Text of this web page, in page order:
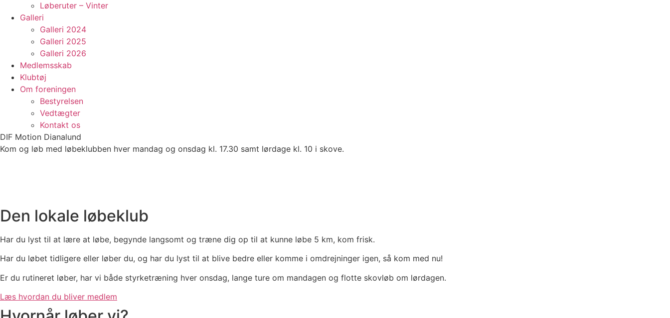
Løberuter – Vinter
Galleri
Galleri 2024
Galleri 2025
Galleri 2026
Medlemsskab
Klubtøj
Om foreningen
Bestyrelsen
Vedtægter
Kontakt os
DIF Motion Dianalund
Kom og løb med løbeklubben hver mandag og onsdag kl. 17.30 samt lørdage kl. 10 i skove.
Den lokale løbeklub
Har du lyst til at lære at løbe, begynde langsomt og træne dig op til at kunne løbe 5 km, kom frisk.
Har du løbet tidligere eller løber du, og har du lyst til at blive bedre eller komme i omdrejninger igen, så kom med nu!
Er du rutineret løber, har vi både styrketræning hver onsdag, lange ture om mandagen og flotte skovløb om lørdagen.
Læs hvordan du bliver medlem